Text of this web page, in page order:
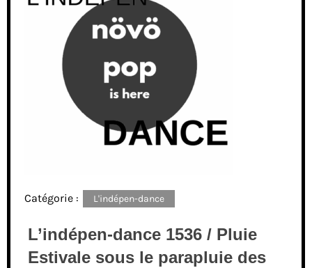
Catégorie : L'indépen-dance
L’indépen-dance 1536 / Pluie
Estivale sous le parapluie des